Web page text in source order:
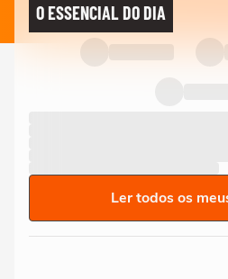
O ESSENCIAL DO DIA
Ler todos os